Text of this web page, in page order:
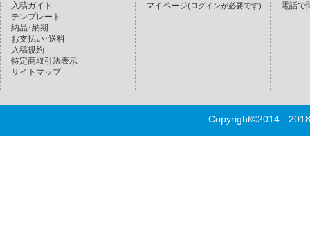
入稿ガイド
テンプレート
納品･納期
お支払い･送料
入稿規約
特定商取引法表示
サイトマップ
マイページ(ログインが必要です)
電話で
Copyright©2014 -